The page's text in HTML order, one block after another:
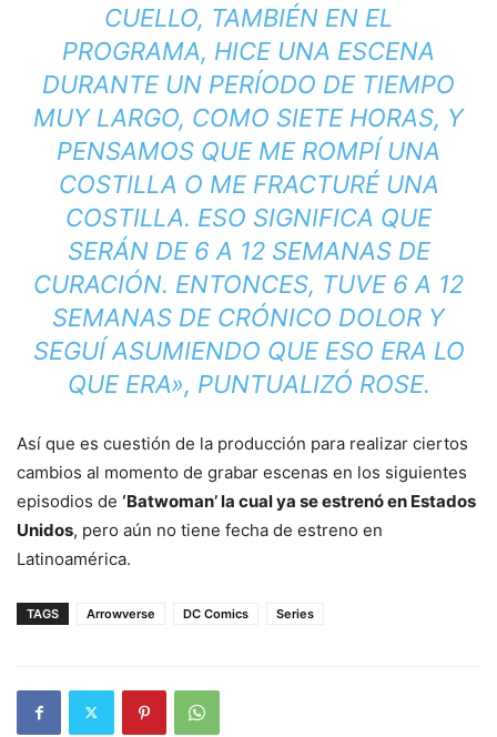
CUELLO, TAMBIÉN EN EL
PROGRAMA, HICE UNA ESCENA
DURANTE UN PERÍODO DE TIEMPO
MUY LARGO, COMO SIETE HORAS, Y
PENSAMOS QUE ME ROMPÍ UNA
COSTILLA O ME FRACTURÉ UNA
COSTILLA. ESO SIGNIFICA QUE
SERÁN DE 6 A 12 SEMANAS DE
CURACIÓN. ENTONCES, TUVE 6 A 12
SEMANAS DE CRÓNICO DOLOR Y
SEGUÍ ASUMIENDO QUE ESO ERA LO
QUE ERA», PUNTUALIZÓ ROSE.
Así que es cuestión de la producción para realizar ciertos
cambios al momento de grabar escenas en los siguientes
episodios de ‘Batwoman’ la cual ya se estrenó en Estados
Unidos, pero aún no tiene fecha de estreno en
Latinoamérica.
TAGS Arrowverse DC Comics Series